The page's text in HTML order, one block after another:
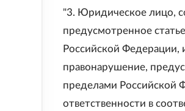
"3. Юридическое лицо,
предусмотренное
Российской
правонарушение,
пределами Российской
ответственности в